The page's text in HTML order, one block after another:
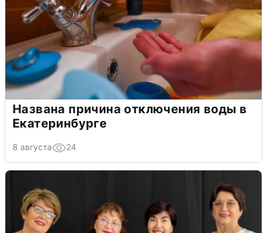
Названа причина отключения воды в
Екатеринбурге
8 августа 24